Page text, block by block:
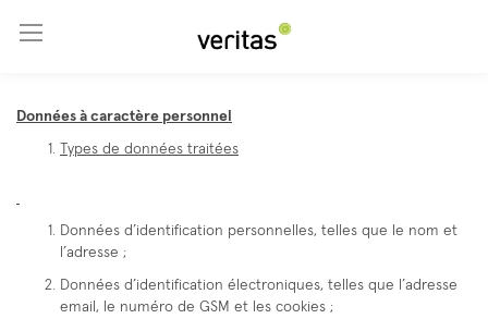
Données à caractère personnel
Types de données traitées
Données d’identification personnelles, telles que le nom et
l’adresse ;
Données d’identification électroniques, telles que l’adresse
email, le numéro de GSM et les cookies ;